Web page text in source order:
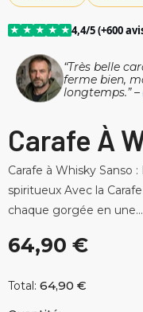
★ ★ ★ ★ ★4,4/5 (+600
“Très belle
ferme bien,
longtemps.” –
Carafe À
Carafe à Whisky Sanso
spiritueux Avec la
chaque gorgée en une...
64,90 €
Total: 64,90 €